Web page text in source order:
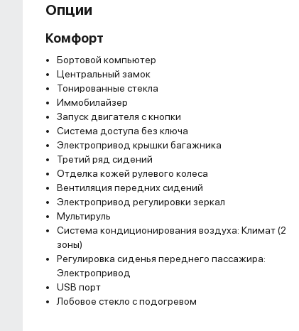
Опции
Комфорт
Бортовой компьютер
Центральный замок
Тонированные стекла
Иммобилайзер
Запуск двигателя с кнопки
Система доступа без ключа
Электропривод крышки багажника
Третий ряд сидений
Отделка кожей рулевого колеса
Вентиляция передних сидений
Электропривод регулировки зеркал
Мультируль
Система кондиционирования воздуха: Климат (2
зоны)
Регулировка сиденья переднего пассажира:
Электропривод
USB порт
Лобовое стекло с подогревом